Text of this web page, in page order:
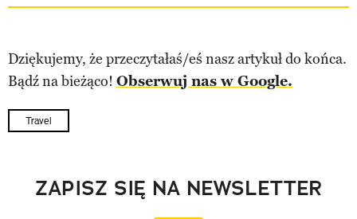
Dziękujemy, że przeczytałaś/eś nasz artykuł do końca.
Bądź na bieżąco! Obserwuj nas w Google.
Travel
ZAPISZ SIĘ NA NEWSLETTER